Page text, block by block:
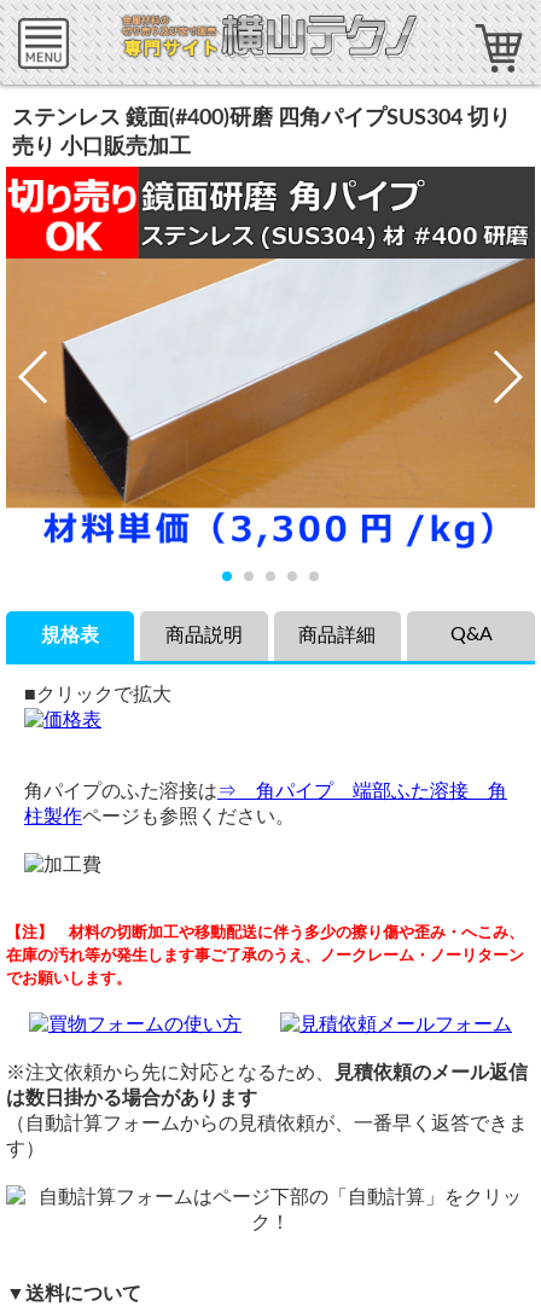
ステンレス 鏡面(#400)研磨 四角パイプSUS304 切り
売り 小口販売加工
規格表
■クリックで拡大
角パイプのふた溶接は⇒ 角パイプ 端部ふた溶接 角
柱製作ページも参照ください。
商品説明
強度があり錆びる事が無く永久に美しく耐久性があるステン
レス化粧四角パイプ＃400鏡面仕上げ材の各品サイズの希望
寸法での切り売りです。
錆びないので塗装不要いつまでも綺麗です。薬品にも強く鉄
金属では錆びて危険な所に安心して使用できます。内側に溶
接バリがあります（外側に溶接痕はありません）
美しい鏡面仕上げを生かした棚や机の支柱、建材などに。
価格
重量1.0kg当りの基準単価3,300円（単価倍率1.00）税込
ただし品サイズにより単価倍率が違います。
注意事項
送料（養生梱包費含む）は数量に応じて別途掛かります。
商品詳細
ステンレス ＃400鏡面研磨 角パイプ
定尺・材質・表面仕上
定尺：4,000mm～6,000mm
材質：SUS304
表面仕上：＃400鏡面研磨
切断
切断費：150円/本～
切断公差：±1.0mm ～ （A/100またはL/1000)mm
ら>>
関連商品
⇒ ステンレス角パイプ ヘアーライン研磨 切り売り
Q&A
（ 2025/04/11 ）
ステンレス角パイプの400磨き
1800mm×3本
必要なのですが納期をお願い出来たらと思います。
よろしくお願い致します。
品サイズをお知らせください。
メーカー在庫ありですと、通常4～6営業日程度で材料取り寄せ・切
断発送となります。
横山テクノ（ 2025/04/11 ）
お見積もりよろしくお願いします
【注】 材料の切断加工や移動配送に伴う多少の擦り傷や歪み・へこみ、
在庫の汚れ等が発生します事ご了承のうえ、ノークレーム・ノーリターン
でお願いします。
※注文依頼から先に対応となるため、
見積依頼のメール返信
は数日掛かる場合があります
（自動計算フォームからの見積依頼が、一番早く返答できま
す）
▼送料について